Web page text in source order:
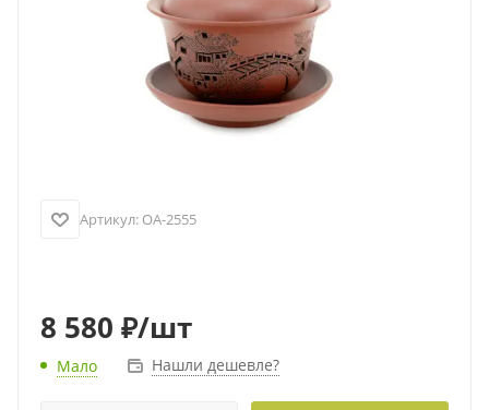
Артикул: OA-2555
8 580 ₽/шт
Мало Нашли дешевле?